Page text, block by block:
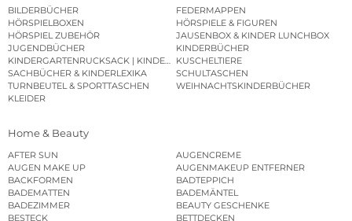
BILDERBÜCHER
FEDERMAPPEN
HÖRSPIELBOXEN
HÖRSPIELE & FIGUREN
HÖRSPIEL ZUBEHÖR
JAUSENBOX & KINDER LUNCHBOX
JUGENDBÜCHER
KINDERBÜCHER
KINDERGARTENRUCKSACK | KINDERGARTENBEUTEL
KUSCHELTIERE
SACHBÜCHER & KINDERLEXIKA
SCHULTASCHEN
TURNBEUTEL & SPORTTASCHEN
WEIHNACHTSKINDERBÜCHER
KLEIDER
Home & Beauty
AFTER SUN
AUGENCREME
AUGEN MAKE UP
AUGENMAKEUP ENTFERNER
BACKFORMEN
BADTEPPICH
BADEMATTEN
BADEMÄNTEL
BADEZIMMER
BEAUTY GESCHENKE
BESTECK
BETTDECKEN